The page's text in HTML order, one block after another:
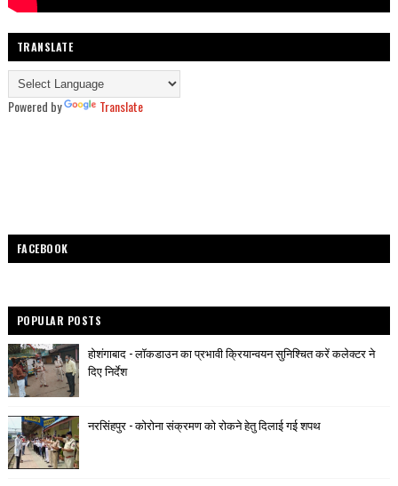
TRANSLATE
Powered by Translate
FACEBOOK
POPULAR POSTS
होशंगाबाद - लॉकडाउन का प्रभावी क्रियान्वयन सुनिश्चित करें कलेक्टर ने
दिए निर्देश
नरसिंहपुर - कोरोना संक्रमण को रोकने हेतु दिलाई गई शपथ